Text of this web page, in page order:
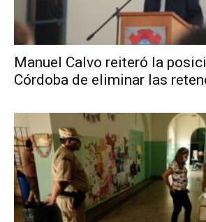
Manuel Calvo reiteró la
Córdoba de eliminar las